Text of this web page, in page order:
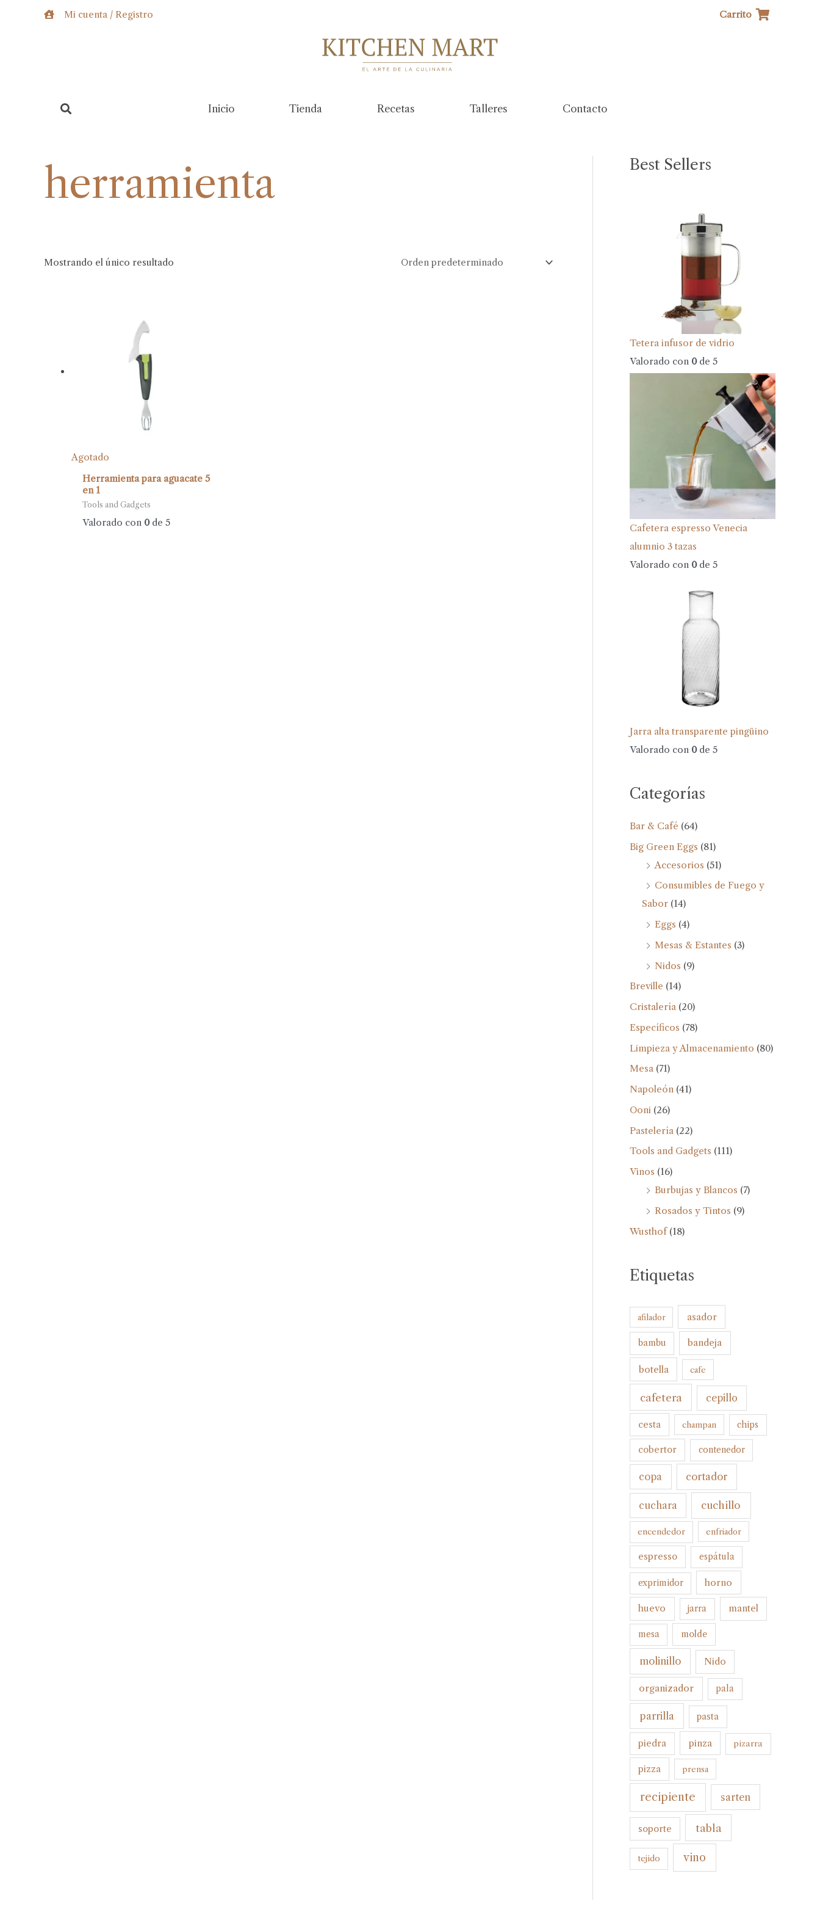
Mi cuenta / Registro Carrito
Inicio Tienda Recetas Talleres Contacto
herramienta
Mostrando el único resultado
Agotado
Herramienta para aguacate 5
en 1
Tools and Gadgets
Valorado con 0de 5
Best Sellers
Tetera infusor de vidrio
Valorado con 0de 5
Cafetera espresso Venecia
alumnio 3 tazas
Valorado con 0de 5
Jarra alta transparente pingüino
Valorado con 0de 5
Categorías
Bar & Café (64)
Big Green Eggs (81)
Accesorios (51)
Consumibles de Fuego y
Sabor (14)
Eggs (4)
Mesas & Estantes (3)
Nidos (9)
Breville (14)
Cristalería (20)
Específicos (78)
Limpieza y Almacenamiento (80)
Mesa (71)
Napoleón (41)
Ooni (26)
Pastelería (22)
Tools and Gadgets (111)
Vinos (16)
Burbujas y Blancos (7)
Rosados y Tintos (9)
Wusthof (18)
Etiquetas
afilador asador
bambu bandeja
botella cafe
cafetera cepillo
cesta champan chips
cobertor contenedor
copa cortador
cuchara cuchillo
encendedor enfriador
espresso espátula
exprimidor horno
huevo jarra mantel
mesa molde
molinillo Nido
organizador pala
parrilla pasta
piedra pinza pizarra
pizza prensa
recipiente sarten
soporte tabla
tejido vino